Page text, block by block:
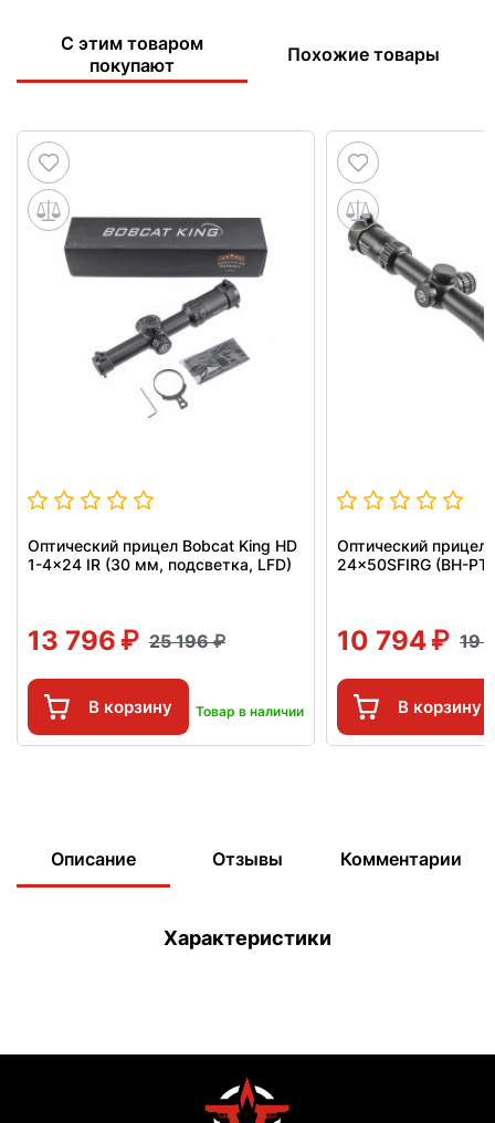
С этим товаром
покупают
Похожие товары
Оптический прицел Bobcat King HD
1-4x24 IR (30 мм, подсветка, LFD)
13 796 25 196
В корзину Товар в наличии
Оптический прицел
24x50SFIRG (BH-
10 794 19
В корзину
Описание Отзывы Комментарии
Характеристики